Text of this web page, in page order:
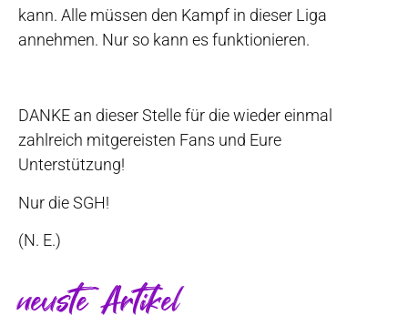
kann. Alle müssen den Kampf in dieser Liga
annehmen. Nur so kann es funktionieren.
DANKE an dieser Stelle für die wieder einmal
zahlreich mitgereisten Fans und Eure
Unterstützung!
Nur die SGH!
(N. E.)
neuste Artikel